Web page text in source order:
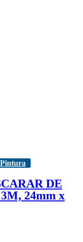
Pintura
DE
24mm x